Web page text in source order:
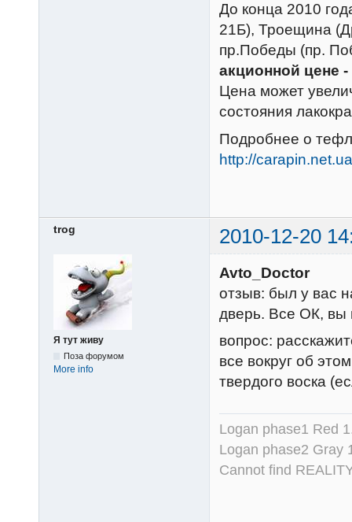
До конца 2010
21Б), Троещина
пр.Победы (пр.
акционной цене -
Цена может
состояния
Подробнее о
http://
trog 2010-12-20
Я тут живу
Поза форумом
More info
Avto_Doctor
отзыв: был у вас
дверь. Все ОК, вы
вопрос:
все вокруг об
твердого воска
Logan phase1 Red
Logan phase2 Gray
Cannot find